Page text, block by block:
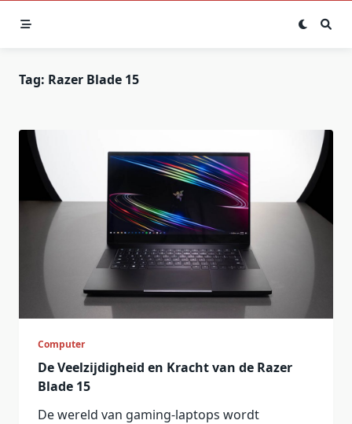
Tag: Razer Blade 15
Computer
De Veelzijdigheid en Kracht van de Razer
Blade 15
De wereld van gaming-laptops wordt